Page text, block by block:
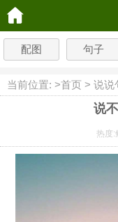
配图 句子
当前位置: >首页 > 说说
说
热度: